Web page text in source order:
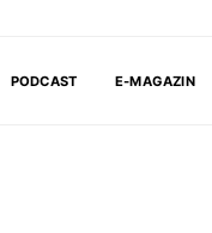
PODCAST E-MAGAZIN